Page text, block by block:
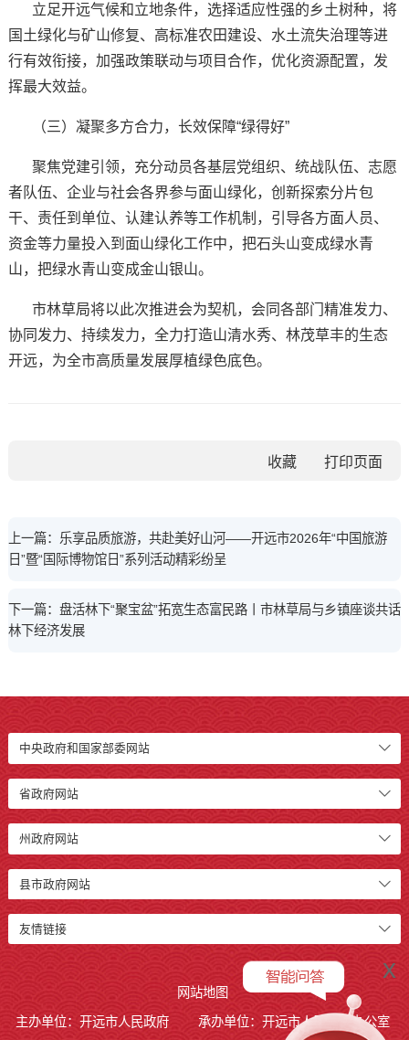
立足开远气候和立地条件，选择适应性强的乡土树种，将
国土绿化与矿山修复、高标准农田建设、水土流失治理等进
行有效衔接，加强政策联动与项目合作，优化资源配置，发
挥最大效益。
（三）凝聚多方合力，长效保障“绿得好”
聚焦党建引领，充分动员各基层党组织、统战队伍、志愿
者队伍、企业与社会各界参与面山绿化，创新探索分片包
干、责任到单位、认建认养等工作机制，引导各方面人员、
资金等力量投入到面山绿化工作中，把石头山变成绿水青
山，把绿水青山变成金山银山。
市林草局将以此次推进会为契机，会同各部门精准发力、
协同发力、持续发力，全力打造山清水秀、林茂草丰的生态
开远，为全市高质量发展厚植绿色底色。
收藏
上一篇：乐享品质旅游，共赴美好山河——开远市2026年“中国旅游
日”暨“国际博物馆日”系列活动精彩纷呈
下一篇：盘活林下“聚宝盆”拓宽生态富民路丨市林草局与乡镇座谈共话
林下经济发展
中央政府和国家部委网站
省政府网站
州政府网站
县市政府网站
友情链接
网站地图
主办单位：开远市人民政府
承办单位：开远市人民政府办公室
x